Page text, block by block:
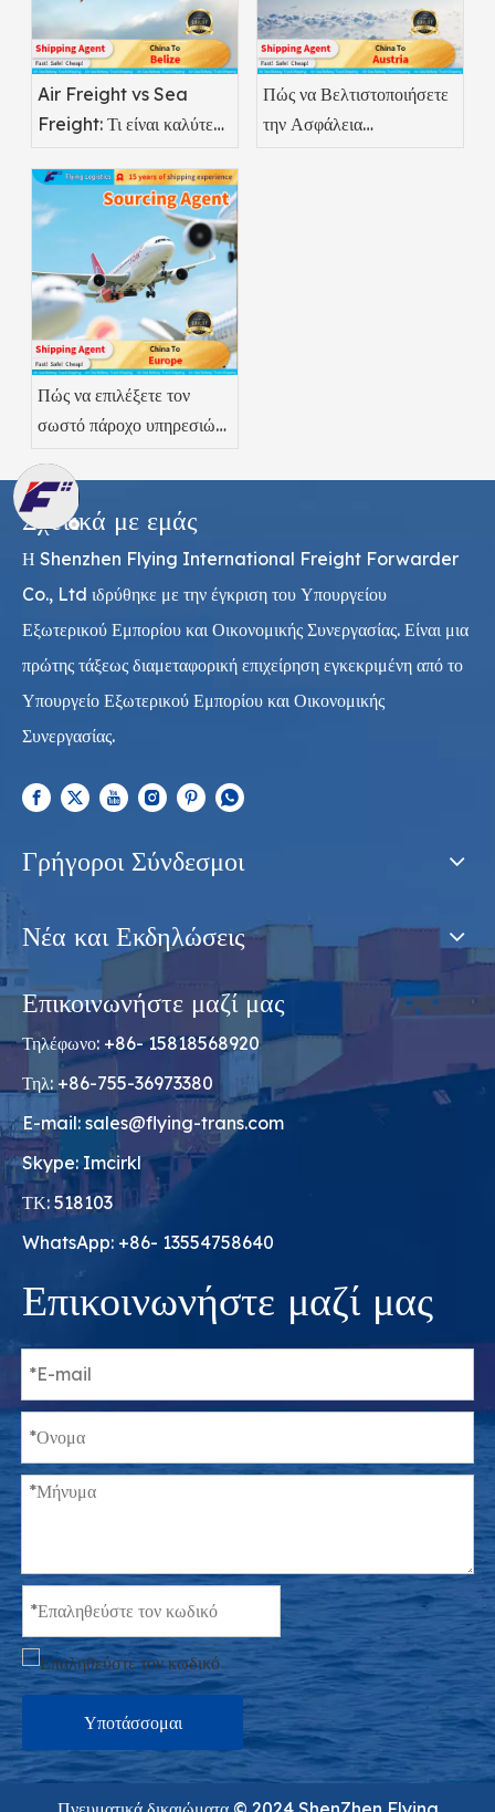
Air Freight vs Sea
Freight: Τι είναι καλύτερο
προϊόντα;
Πώς να Βελτιστοποιήσετε
την Ασφάλεια
Πώς να επιλέξετε τον
σωστό πάροχο υπηρεσιών
Pharma
Σχετικά με εμάς
Η Shenzhen Flying International Freight Forwarder
Co., Ltd ιδρύθηκε με την έγκριση του Υπουργείου
Εξωτερικού Εμπορίου και Οικονομικής Συνεργασίας. Είναι μια
πρώτης τάξεως διαμεταφορική επιχείρηση εγκεκριμένη από το
Υπουργείο Εξωτερικού Εμπορίου και Οικονομικής
Συνεργασίας.
Γρήγοροι Σύνδεσμοι
Νέα και Εκδηλώσεις
Επικοινωνήστε μαζί μας
Τηλέφωνο: +86- 15818568920
Τηλ: +86-755-36973380
E-mail: sales@flying-trans.com
Skype: Imcirkl
ΤΚ: 518103
WhatsApp: +86- 13554758640
Επικοινωνήστε μαζί μας
Υποτάσσομαι